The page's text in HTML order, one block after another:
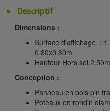
Descriptif
Dimensions :
Surface d'affichage :
0.80x0.80m.
Hauteur Hors sol
Conception :
Panneau en bois pin
Poteaux en rondin